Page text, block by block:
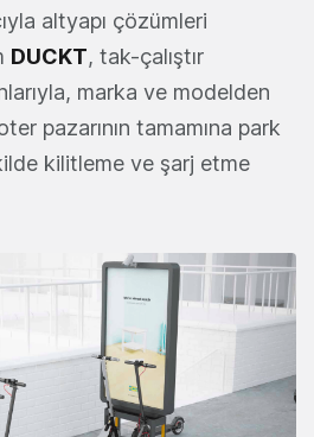
altyapı çözümleri
DUCKT, tak-çalıştır
marka ve modelden
pazarının tamamına park
kilitleme ve şarj etme